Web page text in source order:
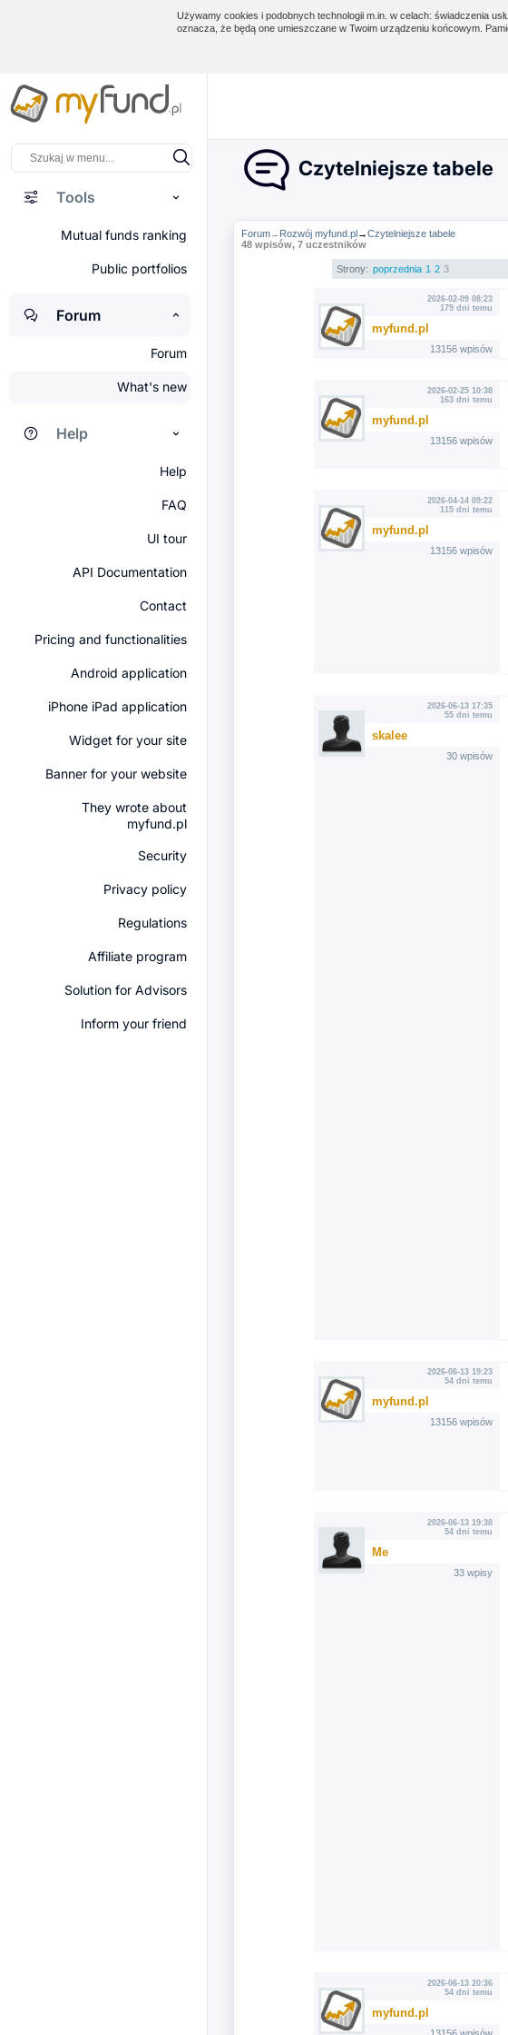
Używamy cookies i podobnych technologii m.in. w celach: świadczenia
oznacza, że będą one umieszczane w Twoim urządzeniu końcowym.
Tools
Mutual funds ranking
Public portfolios
Forum
Forum
What's new
Help
Help
FAQ
UI tour
API Documentation
Contact
Pricing and functionalities
Android application
iPhone iPad application
Widget for your site
Banner for your website
They wrote about
myfund.pl
Security
Privacy policy
Regulations
Affiliate program
Solution for Advisors
Inform your friend
Czytelniejsze tabele
Forum→ Rozwój myfund.pl→Czytelniejsze tabele
48 wpisów, 7 uczestników
Strony: poprzednia 1 2 3
2026-02-09 08:23
179 dni temu
myfund.pl
13156 wpisów
2026-02-25 10:38
163 dni temu
myfund.pl
13156 wpisów
2026-04-14 09:22
115 dni temu
myfund.pl
13156 wpisów
2026-06-13 17:35
55 dni temu
skalee
30 wpisów
2026-06-13 19:23
54 dni temu
myfund.pl
13156 wpisów
2026-06-13 19:38
54 dni temu
Me
33 wpisy
2026-06-13 20:36
54 dni temu
myfund.pl